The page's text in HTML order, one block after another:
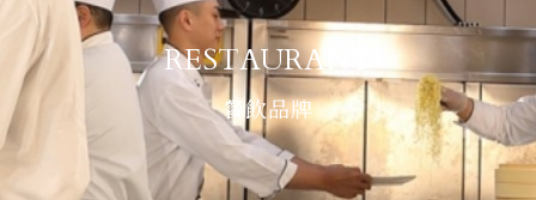
RESTAURANT
餐飲品牌